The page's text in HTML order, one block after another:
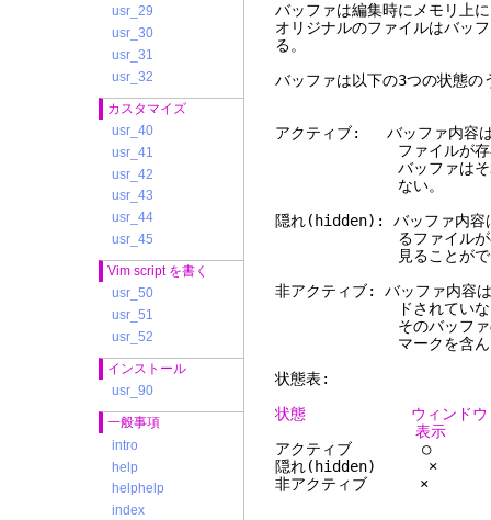
usr_29
usr_30
usr_31
usr_32
カスタマイズ
usr_40
usr_41
usr_42
usr_43
usr_44
usr_45
Vim script を書く
usr_50
usr_51
usr_52
インストール
usr_90
一般事項
intro
help
helphelp
index
バッファは編集時にメモリ上
オリジナルのファイルはバッ
る。
バッファは以下の3つの状態の
アクティブ: バッファ内容は
ファイルが存在する場
バッファはそれ以降編
ない。
隠れ(hidden): バッファ内容
るファイルが存在する
見ることができないが
非アクティブ: バッファ内容
ドされていない。ファ
そのバッファのオプ
マークを含んでい
状態表:
状態 ウィンド
表
アクテ
隠れ
非アク